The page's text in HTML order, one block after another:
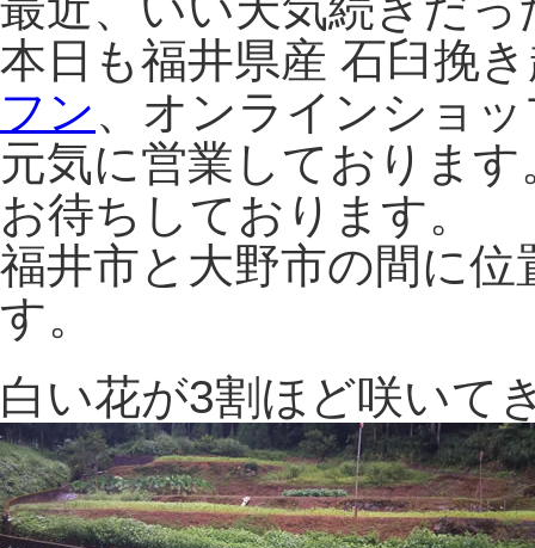
本日も福井県産 石臼挽
フン、オンラインショ
元気に営業しておりま
お待ちしております。
福井市と大野市の間に
す。
白い花が3割ほど咲いて